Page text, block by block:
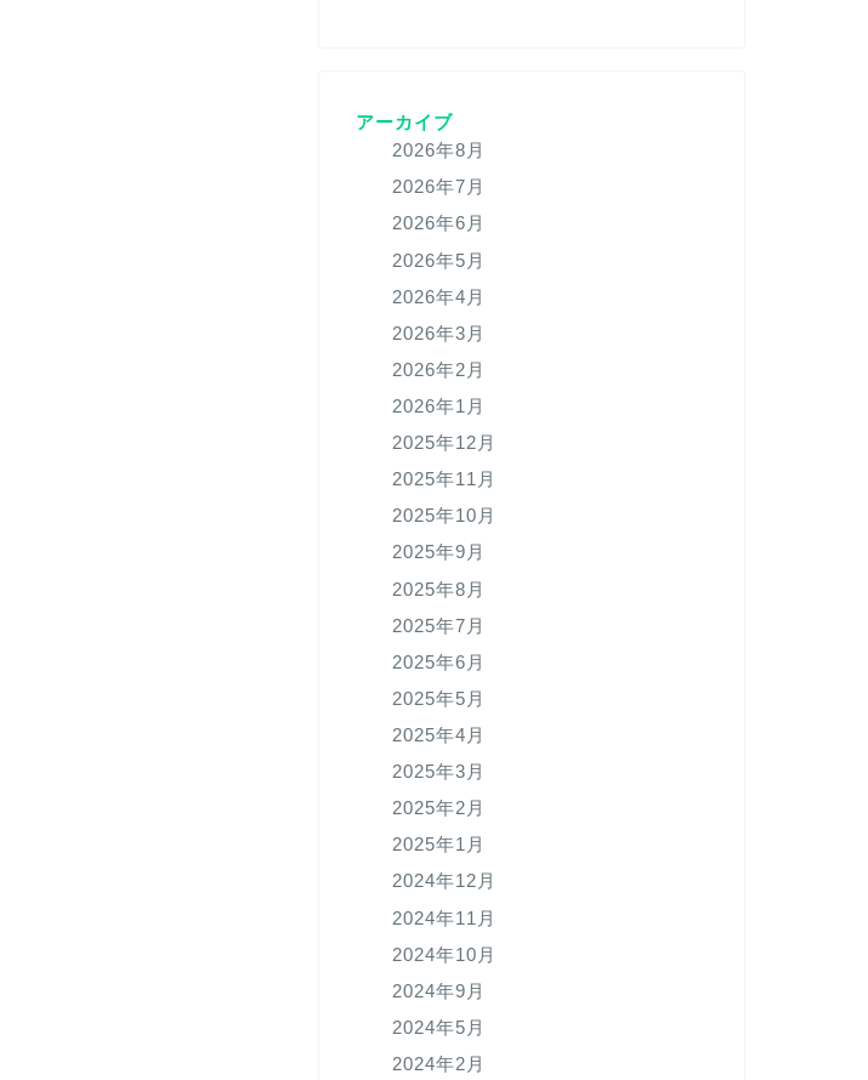
アーカイブ
2026年8月
2026年7月
2026年6月
2026年5月
2026年4月
2026年3月
2026年2月
2026年1月
2025年12月
2025年11月
2025年10月
2025年9月
2025年8月
2025年7月
2025年6月
2025年5月
2025年4月
2025年3月
2025年2月
2025年1月
2024年12月
2024年11月
2024年10月
2024年9月
2024年5月
2024年2月